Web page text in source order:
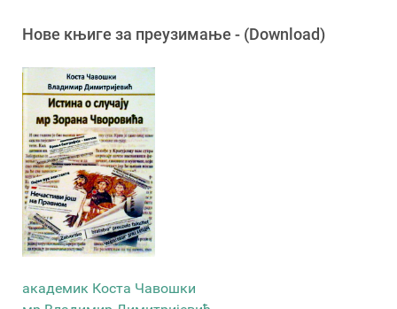
Новe књигe за преузимање - (Download)
академик Коста Чавошки